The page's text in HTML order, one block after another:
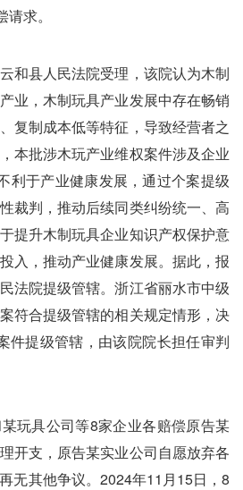
求。
县人民法院受理，该院认为木制
业，木制玩具产业发展中存在畅销
复制成本低等特征，导致经营者之
本批涉木玩产业维权案件涉及企业
利于产业健康发展，通过个案提级
裁判，推动后续同类纠纷统一、高
提升木制玩具企业知识产权保护意
入，推动产业健康发展。据此，报
法院提级管辖。浙江省丽水市中级
符合提级管辖的相关规定情形，决
件提级管辖，由该院院长担任审判
具公司等8家企业各赔偿原告某
开支，原告某实业公司自愿放弃各
无其他争议。2024年11月15日，8